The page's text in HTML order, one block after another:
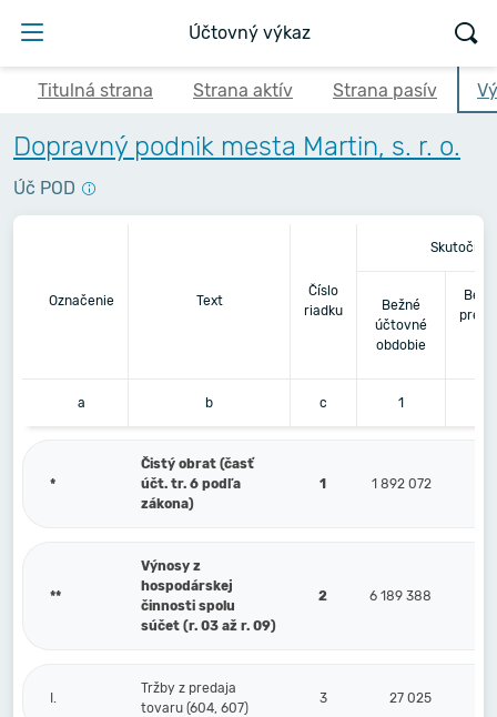
Účtovný výkaz
Titulná strana Strana aktív Strana pasív
Dopravný podnik mesta Martin, s. r. o.
Úč POD
Označenie Text
Číslo
riadku
Bežné
účtovné
obdobie
a b c 1
*
Čistý obrat (časť
účt. tr. 6 podľa
zákona)
1 1 892 072
**
Výnosy z
hospodárskej
činnosti spolu
súčet (r. 03 až r. 09)
2 6 189 388
I.
Tržby z predaja
tovaru (604, 607)
3 27 025